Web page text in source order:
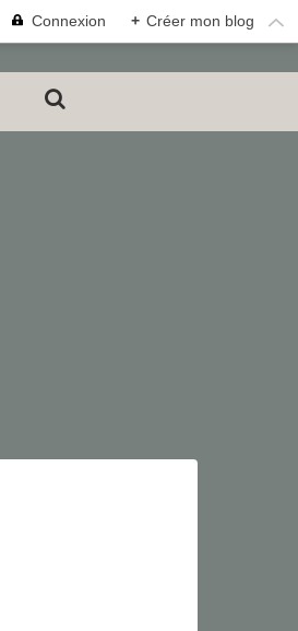
Connexion + Créer mon blog